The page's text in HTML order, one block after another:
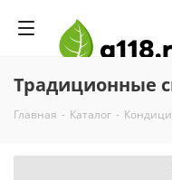
Традиционные
Главная - Каталог -